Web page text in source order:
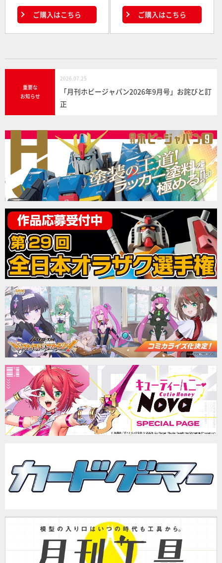
ご購入はこちら ご購入はこちら
重要な
お知らせ
2026.07.25
「月刊ホビージャパン2026年9月号」お詫びと訂
正